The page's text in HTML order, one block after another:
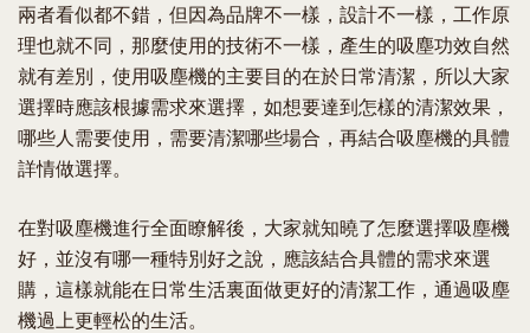
兩者看似都不錯，但因為品牌不一樣，設計不一樣，工作原
理也就不同，那麼使用的技術不一樣，產生的吸塵功效自然
就有差別，使用吸塵機的主要目的在於日常清潔，所以大家
選擇時應該根據需求來選擇，如想要達到怎樣的清潔效果，
哪些人需要使用，需要清潔哪些場合，再結合吸塵機的具體
詳情做選擇。
在對吸塵機進行全面瞭解後，大家就知曉了怎麼選擇吸塵機
好，並沒有哪一種特別好之說，應該結合具體的需求來選
購，這樣就能在日常生活裏面做更好的清潔工作，通過吸塵
機過上更輕松的生活。